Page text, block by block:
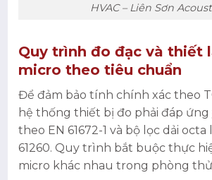
HVAC – Liên Sơn
Quy trình đo đạc và thiết
micro theo tiêu chuẩn
Để đảm bảo tính chính xác theo
hệ thống thiết bị đo phải đáp ứng
theo EN 61672-1 và bộ lọc dải octa
61260. Quy trình bắt buộc thực
micro khác nhau trong phòng